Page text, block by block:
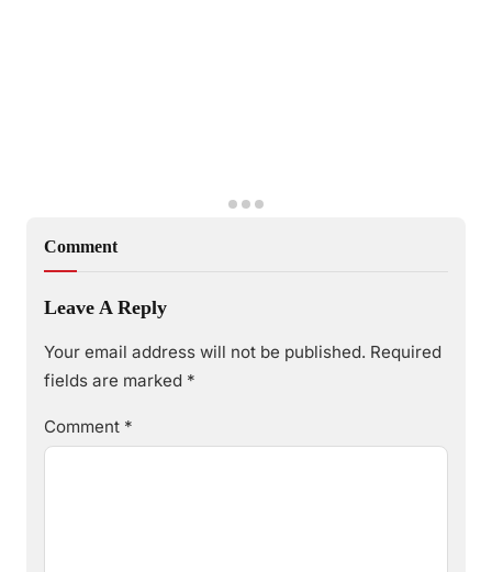
Comment
Leave A Reply
Your email address will not be published. Required
fields are marked *
Comment *